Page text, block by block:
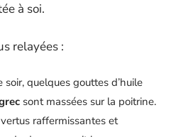
à soi.
relayées :
soir, quelques gouttes d’huile
sont massées sur la poitrine.
raffermissantes et